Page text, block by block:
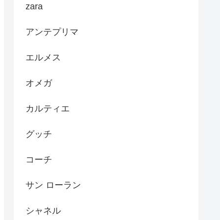
zara
アンテプリマ
エルメス
オメガ
カルティエ
グッチ
コーチ
サン ローラン
シャネル